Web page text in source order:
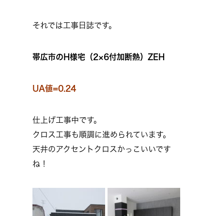
それでは工事日誌です。
帯広市のH様宅（2×6付加断熱）ZEH
UA値=0.24
仕上げ工事中です。
クロス工事も順調に進められています。
天井のアクセントクロスかっこいいです
ね！